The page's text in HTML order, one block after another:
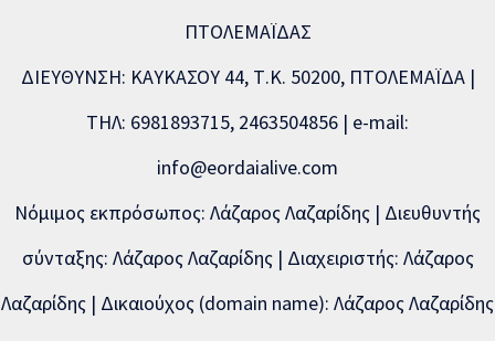
ΠΤΟΛΕΜΑΪΔΑΣ
ΔΙΕΥΘΥΝΣΗ: ΚΑΥΚΑΣΟΥ 44, Τ.Κ. 50200, ΠΤΟΛΕΜΑΪΔΑ |
ΤΗΛ: 6981893715, 2463504856 | e-mail:
info@eordaialive.com
Νόμιμος εκπρόσωπος: Λάζαρος Λαζαρίδης | Διευθυντής
σύνταξης: Λάζαρος Λαζαρίδης | Διαχειριστής: Λάζαρος
Λαζαρίδης | Δικαιούχος (domain name): Λάζαρος Λαζαρίδης